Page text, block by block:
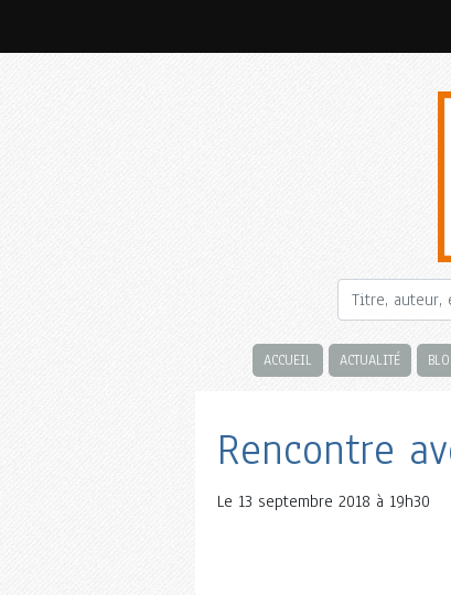
ACCUEIL ACTUALITÉ
Rencontre
Le 13 septembre 2018 à 19h30